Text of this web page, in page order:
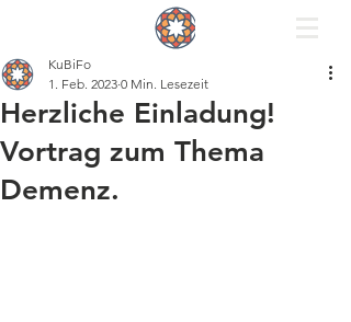
Herzliche Einladung!
Vortrag zum Thema
Demenz.
KuBiFo
1. Feb. 2023 0 Min. Lesezeit